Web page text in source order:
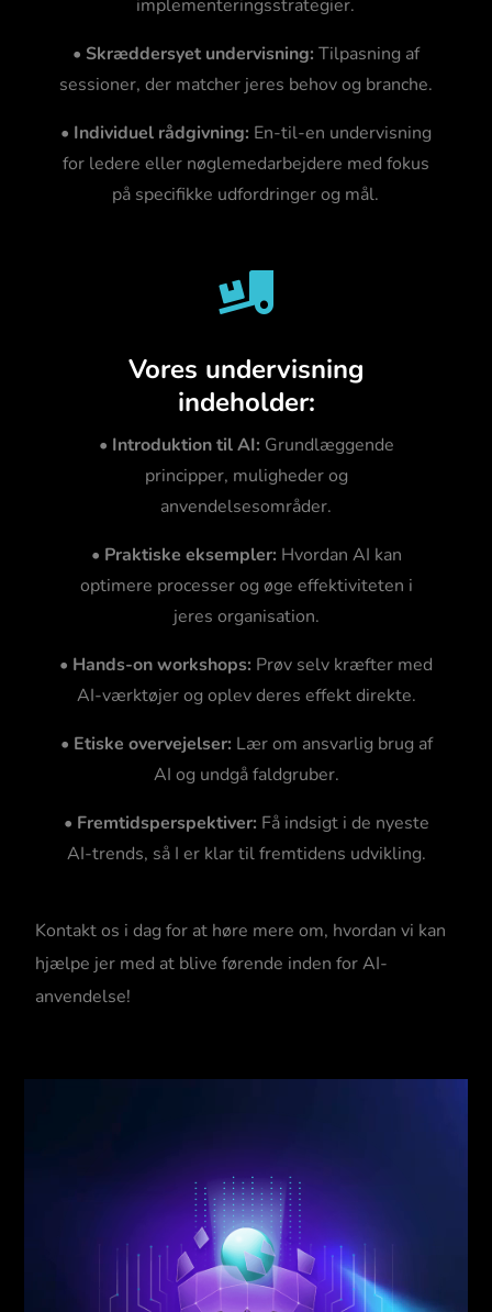
implementeringsstrategier.
• Skræddersyet undervisning: Tilpasning af
sessioner, der matcher jeres behov og branche.
• Individuel rådgivning: En-til-en undervisning
for ledere eller nøglemedarbejdere med fokus
på specifikke udfordringer og mål.

Vores undervisning
indeholder:
• Introduktion til AI: Grundlæggende
principper, muligheder og
anvendelsesområder.
• Praktiske eksempler: Hvordan AI kan
optimere processer og øge effektiviteten i
jeres organisation.
• Hands-on workshops: Prøv selv kræfter med
AI-værktøjer og oplev deres effekt direkte.
• Etiske overvejelser: Lær om ansvarlig brug af
AI og undgå faldgruber.
• Fremtidsperspektiver: Få indsigt i de nyeste
AI-trends, så I er klar til fremtidens udvikling.
Kontakt os i dag for at høre mere om, hvordan vi kan
hjælpe jer med at blive førende inden for AI-
anvendelse!